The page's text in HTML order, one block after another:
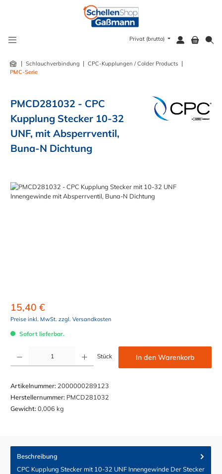
Privat (brutto)
| Schlauchverbindung | CPC-Kupplungen / Colder Products |
PMC-Serie
PMCD281032 - CPC
Kupplung Stecker 10-32
UNF, mit Absperrventil,
Buna-N Dichtung
Bildergalerie überspringen
15,40 €
Preise inkl. MwSt. zzgl. Versandkosten
Sofort lieferbar.
Stück In den Warenkorb
Artikelnummer: 2000000289123
Herstellernummer: PMCD281032
Gewicht:0,006 kg
Beschreibung
CPC Kupplung Stecker mit 10-32 UNF Innengewinde Der Stecker